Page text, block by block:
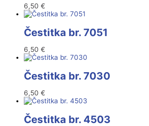
6,50 €
Čestitka br. 7051
6,50 €
Čestitka br. 7030
6,50 €
Čestitka br. 4503